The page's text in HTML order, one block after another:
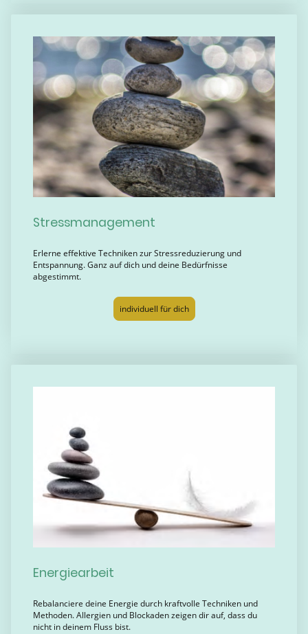
Stressmanagement
Erlerne effektive Techniken zur Stressreduzierung und
Entspannung. Ganz auf dich und deine Bedürfnisse
abgestimmt.
individuell für dich
Energiearbeit
Rebalanciere deine Energie durch kraftvolle Techniken und
Methoden. Allergien und Blockaden zeigen dir auf, dass du
nicht in deinem Fluss bist.